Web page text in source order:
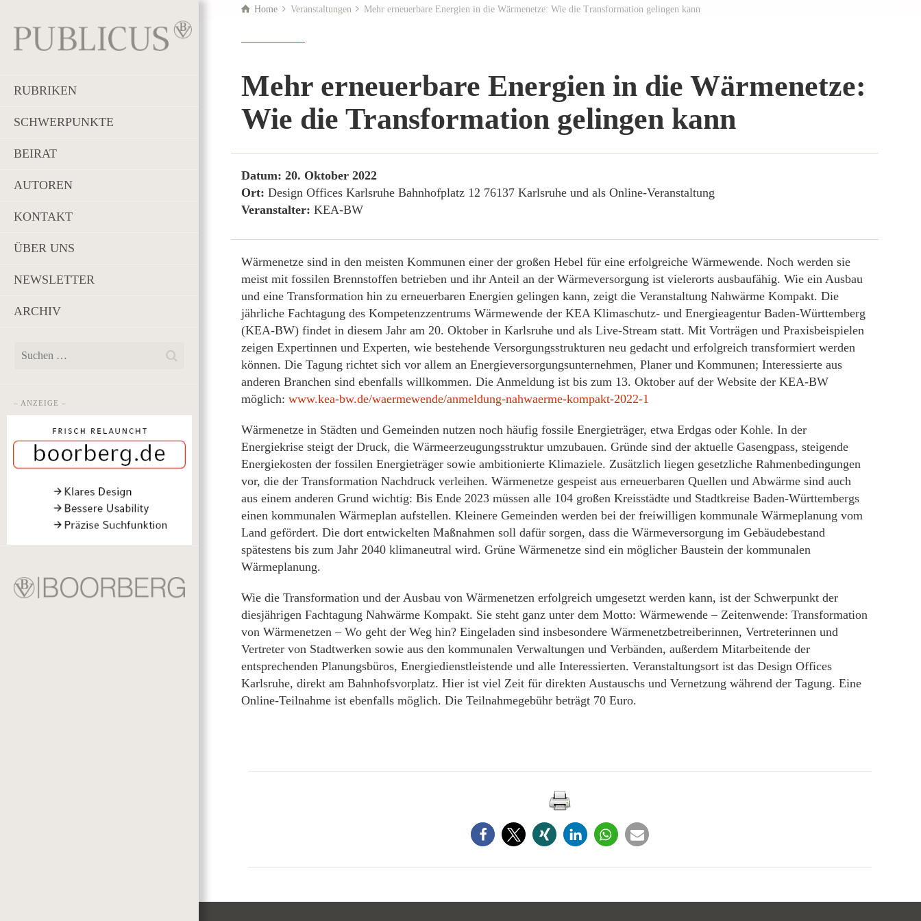
RUBRIKEN
SCHWERPUNKTE
BEIRAT
AUTOREN
KONTAKT
ÜBER UNS
NEWSLETTER
ARCHIV
– ANZEIGE –
Home Veranstaltungen Mehr erneuerbare Energien in die Wärmenetze: Wie die Transformation gelingen kann
Mehr erneuerbare Energien in die Wärmenetze:
Wie die Transformation gelingen kann
Datum: 20. Oktober 2022
Ort: Design Offices Karlsruhe Bahnhofplatz 12 76137 Karlsruhe und als Online-Veranstaltung
Veranstalter: KEA-BW
Wärmenetze sind in den meisten Kommunen einer der großen Hebel für eine erfolgreiche Wärmewende. Noch werden sie
meist mit fossilen Brennstoffen betrieben und ihr Anteil an der Wärmeversorgung ist vielerorts ausbaufähig. Wie ein Ausbau
und eine Transformation hin zu erneuerbaren Energien gelingen kann, zeigt die Veranstaltung Nahwärme Kompakt. Die
jährliche Fachtagung des Kompetenzzentrums Wärmewende der KEA Klimaschutz- und Energieagentur Baden-Württemberg
(KEA-BW) findet in diesem Jahr am 20. Oktober in Karlsruhe und als Live-Stream statt. Mit Vorträgen und Praxisbeispielen
zeigen Expertinnen und Experten, wie bestehende Versorgungsstrukturen neu gedacht und erfolgreich transformiert werden
können. Die Tagung richtet sich vor allem an Energieversorgungsunternehmen, Planer und Kommunen; Interessierte aus
anderen Branchen sind ebenfalls willkommen. Die Anmeldung ist bis zum 13. Oktober auf der Website der KEA-BW
möglich: www.kea-bw.de/waermewende/anmeldung-nahwaerme-kompakt-2022-1
Wärmenetze in Städten und Gemeinden nutzen noch häufig fossile Energieträger, etwa Erdgas oder Kohle. In der
Energiekrise steigt der Druck, die Wärmeerzeugungsstruktur umzubauen. Gründe sind der aktuelle Gasengpass, steigende
Energiekosten der fossilen Energieträger sowie ambitionierte Klimaziele. Zusätzlich liegen gesetzliche Rahmenbedingungen
vor, die der Transformation Nachdruck verleihen. Wärmenetze gespeist aus erneuerbaren Quellen und Abwärme sind auch
aus einem anderen Grund wichtig: Bis Ende 2023 müssen alle 104 großen Kreisstädte und Stadtkreise Baden-Württembergs
einen kommunalen Wärmeplan aufstellen. Kleinere Gemeinden werden bei der freiwilligen kommunale Wärmeplanung vom
Land gefördert. Die dort entwickelten Maßnahmen soll dafür sorgen, dass die Wärmeversorgung im Gebäudebestand
spätestens bis zum Jahr 2040 klimaneutral wird. Grüne Wärmenetze sind ein möglicher Baustein der kommunalen
Wärmeplanung.
Wie die Transformation und der Ausbau von Wärmenetzen erfolgreich umgesetzt werden kann, ist der Schwerpunkt der
diesjährigen Fachtagung Nahwärme Kompakt. Sie steht ganz unter dem Motto: Wärmewende – Zeitenwende: Transformation
von Wärmenetzen – Wo geht der Weg hin? Eingeladen sind insbesondere Wärmenetzbetreiberinnen, Vertreterinnen und
Vertreter von Stadtwerken sowie aus den kommunalen Verwaltungen und Verbänden, außerdem Mitarbeitende der
entsprechenden Planungsbüros, Energiedienstleistende und alle Interessierten. Veranstaltungsort ist das Design Offices
Karlsruhe, direkt am Bahnhofsvorplatz. Hier ist viel Zeit für direkten Austauschs und Vernetzung während der Tagung. Eine
Online-Teilnahme ist ebenfalls möglich. Die Teilnahmegebühr beträgt 70 Euro.